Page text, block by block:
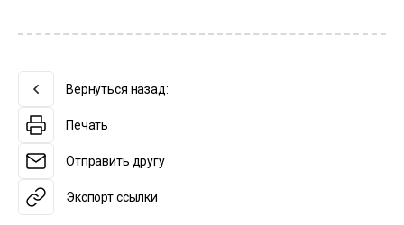
Вернуться назад:
Печать
Отправить другу
Экспорт ссылки